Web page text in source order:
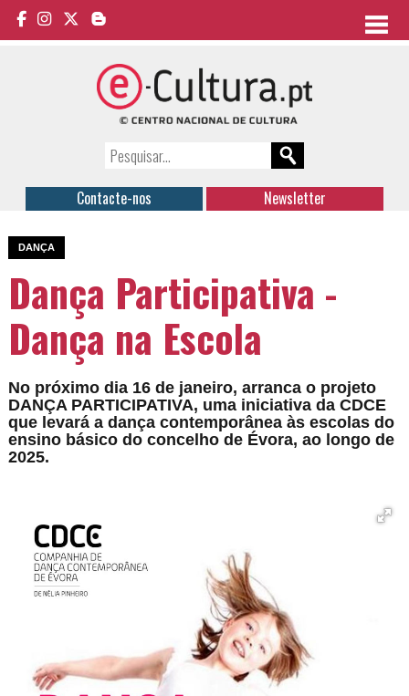
Contacte-nos Newsletter
DANÇA
Dança Participativa -
Dança na Escola
No próximo dia 16 de janeiro, arranca o projeto
DANÇA PARTICIPATIVA, uma iniciativa da CDCE
que levará a dança contemporânea às escolas do
ensino básico do concelho de Évora, ao longo de
2025.